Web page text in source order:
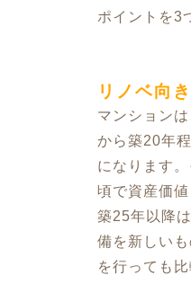
ポイントを3
リノベ向
マンション
から築20年
になります
頃で資産価
築25年以降
備を新しい
を行っても